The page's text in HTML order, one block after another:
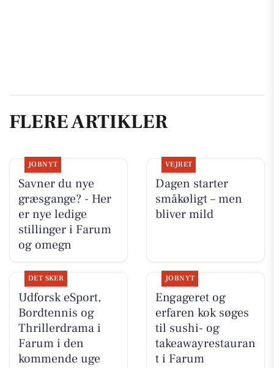
FLERE ARTIKLER
JOBNYT
Savner du nye
græsgange? - Her
er nye ledige
stillinger i Farum
og omegn
VEJRET
Dagen starter
småkøligt – men
bliver mild
DET SKER
Udforsk eSport,
Bordtennis og
Thrillerdrama i
Farum i den
kommende uge
JOBNYT
Engageret og
erfaren kok søges
til sushi- og
takeawayrestauran
t i Farum